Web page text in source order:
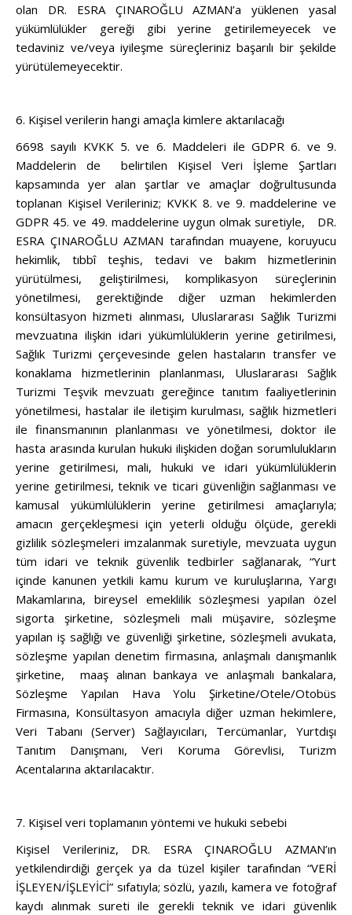
olan DR. ESRA ÇINAROĞLU AZMAN’a yüklenen yasal
yükümlülükler gereği gibi yerine getirilemeyecek ve
tedaviniz ve/veya iyileşme süreçleriniz başarılı bir şekilde
yürütülemeyecektir.
6. Kişisel verilerin hangi amaçla kimlere aktarılacağı
6698 sayılı KVKK 5. ve 6. Maddeleri ile GDPR 6. ve 9.
Maddelerin de belirtilen Kişisel Veri İşleme Şartları
kapsamında yer alan şartlar ve amaçlar doğrultusunda
toplanan Kişisel Verileriniz; KVKK 8. ve 9. maddelerine ve
GDPR 45. ve 49. maddelerine uygun olmak suretiyle, DR.
ESRA ÇINAROĞLU AZMAN tarafından muayene, koruyucu
hekimlik, tıbbî teşhis, tedavi ve bakım hizmetlerinin
yürütülmesi, geliştirilmesi, komplikasyon süreçlerinin
yönetilmesi, gerektiğinde diğer uzman hekimlerden
konsültasyon hizmeti alınması, Uluslararası Sağlık Turizmi
mevzuatına ilişkin idari yükümlülüklerin yerine getirilmesi,
Sağlık Turizmi çerçevesinde gelen hastaların transfer ve
konaklama hizmetlerinin planlanması, Uluslararası Sağlık
Turizmi Teşvik mevzuatı gereğince tanıtım faaliyetlerinin
yönetilmesi, hastalar ile iletişim kurulması, sağlık hizmetleri
ile finansmanının planlanması ve yönetilmesi, doktor ile
hasta arasında kurulan hukuki ilişkiden doğan sorumlulukların
yerine getirilmesi, mali, hukuki ve idari yükümlülüklerin
yerine getirilmesi, teknik ve ticari güvenliğin sağlanması ve
kamusal yükümlülüklerin yerine getirilmesi amaçlarıyla;
amacın gerçekleşmesi için yeterli olduğu ölçüde, gerekli
gizlilik sözleşmeleri imzalanmak suretiyle, mevzuata uygun
tüm idari ve teknik güvenlik tedbirler sağlanarak, “Yurt
içinde kanunen yetkili kamu kurum ve kuruluşlarına, Yargı
Makamlarına, bireysel emeklilik sözleşmesi yapılan özel
sigorta şirketine, sözleşmeli mali müşavire, sözleşme
yapılan iş sağlığı ve güvenliği şirketine, sözleşmeli avukata,
sözleşme yapılan denetim firmasına, anlaşmalı danışmanlık
şirketine, maaş alınan bankaya ve anlaşmalı bankalara,
Sözleşme Yapılan Hava Yolu Şirketine/Otele/Otobüs
Firmasına, Konsültasyon amacıyla diğer uzman hekimlere,
Veri Tabanı (Server) Sağlayıcıları, Tercümanlar, Yurtdışı
Tanıtım Danışmanı, Veri Koruma Görevlisi, Turizm
Acentalarına aktarılacaktır.
7. Kişisel veri toplamanın yöntemi ve hukuki sebebi
Kişisel Verileriniz, DR. ESRA ÇINAROĞLU AZMAN’ın
yetkilendirdiği gerçek ya da tüzel kişiler tarafından “VERİ
İŞLEYEN/İŞLEYİCİ” sıfatıyla; sözlü, yazılı, kamera ve fotoğraf
kaydı alınmak sureti ile gerekli teknik ve idari güvenlik